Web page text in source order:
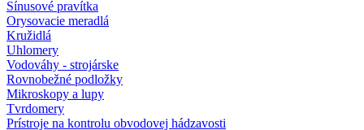
Sínusové pravítka
Orysovacie meradlá
Kružidlá
Uhlomery
Vodováhy - strojárske
Rovnobežné podložky
Mikroskopy a lupy
Tvrdomery
Prístroje na kontrolu obvodovej hádzavosti